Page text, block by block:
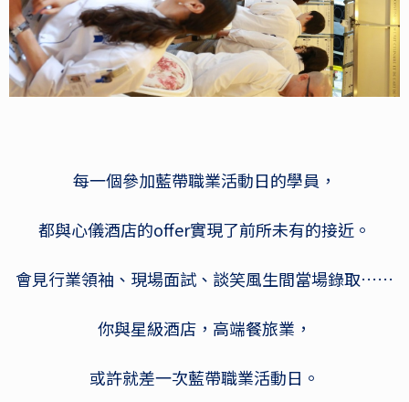
每一個參加藍帶職業活動日的學員，
都與心儀酒店的offer實現了前所未有的接近。
會見行業領袖、現場面試、談笑風生間當場錄取……
你與星級酒店，高端餐旅業，
或許就差一次藍帶職業活動日。